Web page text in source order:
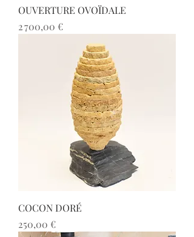
OUVERTURE OVOÏDALE
Prix
2 700,00 €
COCON DORÉ
Prix
250,00 €